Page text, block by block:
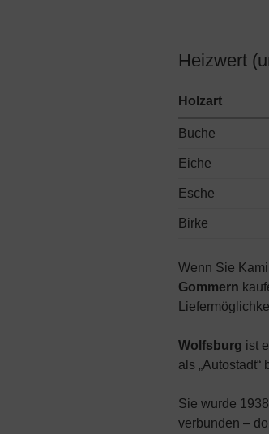
Heizwert
Holzart
Buche
Eiche
Esche
Birke
Wenn Sie
Gommern
Wolfsburg ist
als „Autostadt“
Sie wurde
verbunden –